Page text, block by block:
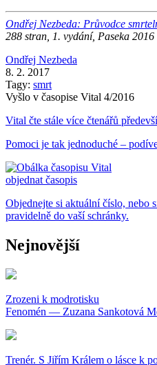
Ondřej Nezbeda: Průvodce
288 stran, 1. vydání, Paseka 2016
Ondřej Nezbeda
8. 2. 2017
Tagy: smrt
Vyšlo v časopise Vital 4/2016
Vital čte stále více čtenářů
Pomoci je tak jednoduché –
objednat časopis
Objednejte si aktuální číslo, nebo
pravidelně do vaší schránky.
Nejnovější
Zrozeni k modrotisku
Fenomén — Zuzana Sankotová
Trenér. S Jiřím Králem o lásce k